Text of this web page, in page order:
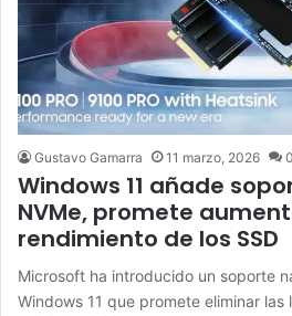
Gustavo Gamarra 11 marzo, 2026 0
Windows 11 añade
NVMe, promete
rendimiento de los SSD
Microsoft ha introducido un soporte
Windows 11 que promete eliminar las